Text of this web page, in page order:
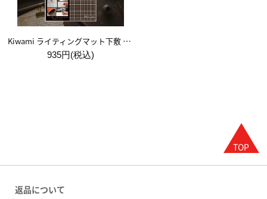
Kiwami ライティングマット下敷 A5【ブラウン&キャメル】
935円(税込)
返品について